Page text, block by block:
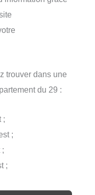
trouver dans une
du 29 :
;
;
;